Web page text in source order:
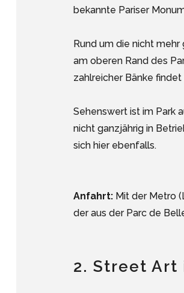
bekannte Pariser
Rund um die nicht
am oberen Rand des
zahlreicher Bänke
Sehenswert ist im Park
nicht ganzjährig in
sich hier ebenfalls.
Anfahrt: Mit der Metro
der aus der Parc de
2. Street Art